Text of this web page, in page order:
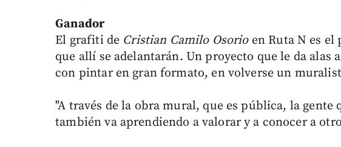
Ganador
El grafiti de Cristian Camilo Osorioen Ruta N es el
que allí se adelantarán. Un proyecto que le da alas
con pintar en gran formato, en volverse un
"A través de la obra mural, que es pública, la gente
también va aprendiendo a valorar y a conocer a